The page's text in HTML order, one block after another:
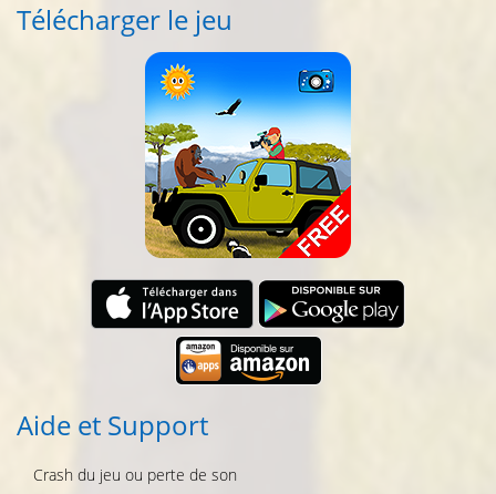
Télécharger le jeu
Aide et Support
Crash du jeu ou perte de son